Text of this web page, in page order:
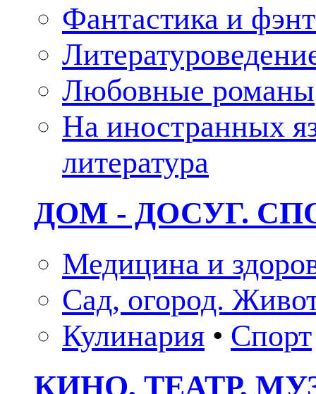
Фантастика и
Любовные романы
На иностранных
литература
ДОМ - ДОСУГ.
Медицина и
Сад, огород.
Кулинария • Спорт
КИНО, ТЕАТР,